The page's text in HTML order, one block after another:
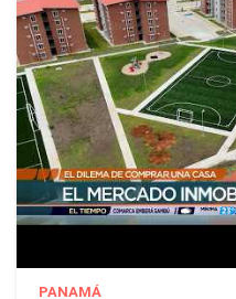
PANAMÁ